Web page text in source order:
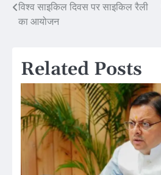
Post
विश्व साइकिल दिवस पर साइकिल रैली
का आयोजन
Related Posts